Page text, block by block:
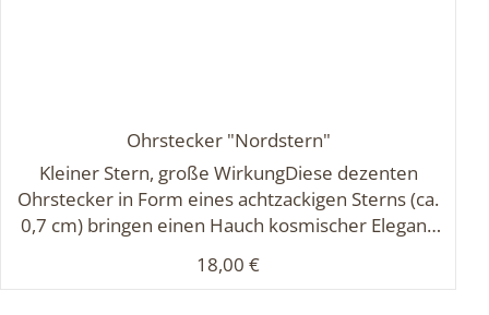
Ohrstecker "Nordstern"
Kleiner Stern, große WirkungDiese dezenten
Ohrstecker in Form eines achtzackigen Sterns (ca.
0,7 cm) bringen einen Hauch kosmischer Eleganz
veredeltem, silberfarbenem Schmuckmetall, matt
Regulärer Preis:
18,00 €